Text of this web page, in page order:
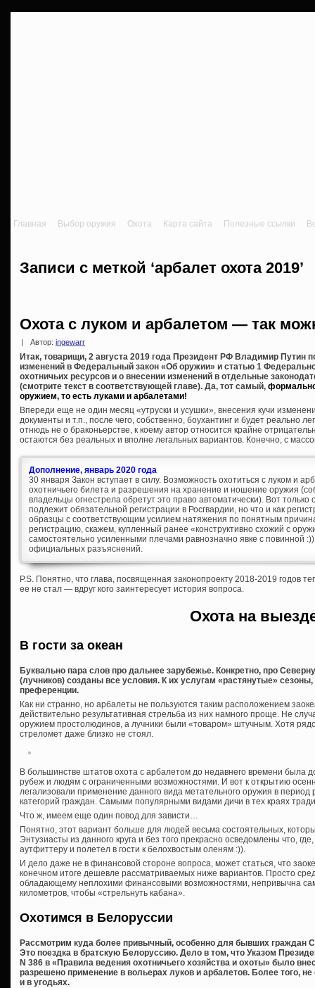
Главная Выбор оружия Охота Карта сайта Полезные ссылки
Записи с меткой ‘арбалет охота 2019’
Охота с луком и арбалетом — так
Автор: ingewarr
Итак, товарищи, 2 августа 2019 года Президент РФ Владимир
изменений в Федеральный закон «Об оружии» и статью 1
охотничьих ресурсов и о внесении изменений в отдельные
(смотрите текст в соответствующей главе). Да, тот самый,
оружием, то есть луками и арбалетами!
Впереди еще не один месяц «утруски и усушки», внесения кучи
документы и т.п., после чего, собственно, боухантинг и будет реально
отнюдь не о браконьерстве, к коему автор относится крайне
остаются без реальных и вполне легальных вариантов. Конечно, с
Дополнение, январь 2020 года
30 января Закон вступает в силу. Возможность охотиться с луком и
охотничьего билета и разрешения на хранение и ношение оружия
владельцы огнестрела обретут это право автоматически). Вот
подлежит обязательной регистрации в Росгвардии, но что и как
образцы с соответствующим усилием натяжения по понятным
регистрацию, скажем, купленный ранее «конструктивно схожий с
самостоятельно усиленными плечами равнозначно явке с повинной
официальных разъяснений.
P.S. Понятно, что глава, посвященная законопроекту 2018-2019 годов
ее не стал — вдруг кого заинтересует история вопроса.
Охота на
В гости за океан
Буквально пара слов про дальнее зарубежье. Конкретно, про
(лучников) созданы все условия. К их услугам «растянутые»
преференции.
Как ни странно, но арбалеты не пользуются таким расположением
действительно результативная стрельба из них намного проще. Не
оружием простолюдинов, а лучники были «товаром» штучным. Хотя
стреломет даже близко не стоял.
В большинстве штатов охота с арбалетом до недавнего времени была
рубеж и людям с ограниченными возможностями. И вот к открытию
легализовали применение данного вида метательного оружия в
категорий граждан. Самыми популярными видами дичи в тех краях
Что ж, имеем еще один повод для зависти…
Понятно, этот вариант больше для людей весьма состоятельных,
Энтузиасты из данного круга и без того прекрасно осведомлены что,
аутфиттеру и полетел в гости к белохвостым оленям :)).
И дело даже не в финансовой стороне вопроса, может статься, что
конечном итоге дешевле рассматриваемых ниже вариантов. Просто
обладающему неплохими финансовыми возможностями, непривычна
километров, чтобы «стрельнуть кабана».
Охотимся в Белоруссии
Рассмотрим куда более привычный, особенно для бывших граждан
Это поездка в братскую Белоруссию. Дело в том, что Указом
N 386 в «Правила ведения охотничьего хозяйства и охоты» было
разрешено применение в вольерах луков и арбалетов. Более того,
и в угодьях.